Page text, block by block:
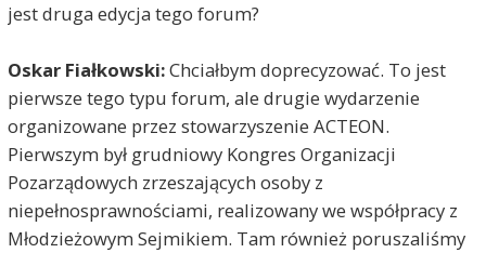
jest druga edycja tego forum?
Oskar Fiałkowski:Chciałbym doprecyzować. To jest
pierwsze tego typu forum, ale drugie wydarzenie
organizowane przez stowarzyszenie ACTEON.
Pierwszym był grudniowy Kongres Organizacji
Pozarządowych zrzeszających osoby z
niepełnosprawnościami, realizowany we współpracy z
Młodzieżowym Sejmikiem. Tam również poruszaliśmy